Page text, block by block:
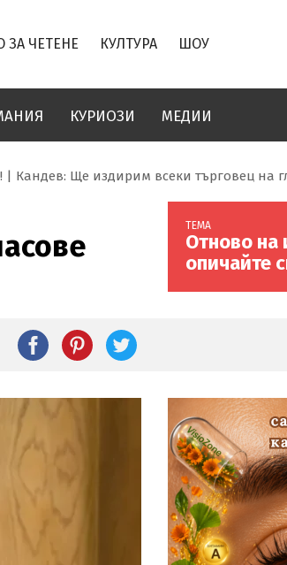
ЗА ЧЕТЕНЕ КУЛТУРА ШОУ
КУРИОЗИ МЕДИИ
Кандев: Ще издирим всеки търговец на
ТЕМА
Отново на
опичайте